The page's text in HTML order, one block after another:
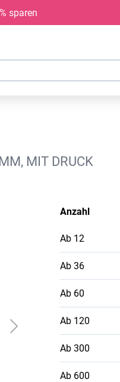
sparen
MIT DRUCK
Anzahl
Ab 12
Ab 36
Ab 60
Ab 120
Ab 300
Ab 600